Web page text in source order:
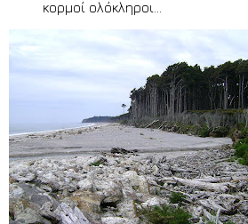
κορμοί ολόκληροι...